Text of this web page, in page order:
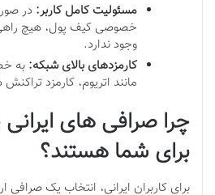
مسئولیت کامل کاربر: در
خصوصی کیف پول، هیچ راهی
وجود ندارد.
کارمزدهای بالای شبکه: به
مانند اتریوم، کارمزد
چرا صرافی های
برای شما هستند؟
برای کاربران ایرانی، انتخاب یک